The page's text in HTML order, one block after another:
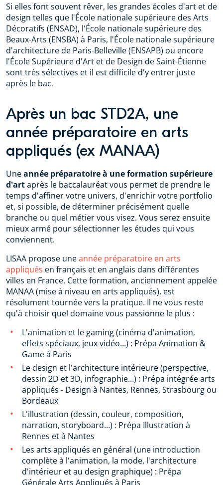
Si elles font souvent rêver, les grandes écoles d'art et de
design telles que l'École nationale supérieure des Arts
Décoratifs (ENSAD), l'École nationale supérieure des
Beaux-Arts (ENSBA) à Paris, l'École nationale supérieure
d'architecture de Paris-Belleville (ENSAPB) ou encore
l'École Supérieure d'Art et de Design de Saint-Étienne
sont très sélectives et il est difficile d'y entrer juste
après le bac.
Après un bac STD2A, une
année préparatoire en arts
appliqués (ex MANAA)
Uneannée préparatoire à une formation supérieure
d'artaprès le baccalauréat vous permet de prendre le
temps d'affiner votre univers, d'enrichir votre portfolio
et, si possible, de déterminer précisément quelle
branche ou quel métier vous visez. Vous serez ensuite
mieux armé pour sélectionner les études qui vous
conviennent.
LISAA propose uneannée préparatoire en arts
appliqués en français et en anglais dans différentes
villes en France. Cette formation, anciennement appelée
MANAA (mise à niveau en arts appliqués), est
résolument tournée vers la pratique. Il ne vous reste
qu'à choisir quel domaine vous passionne le plus :
L'animation et le gaming (cinéma d'animation,
effets spéciaux, jeux vidéo…) : Prépa Animation &
Game à Paris
Le design et l'architecture intérieure (perspective,
dessin 2D et 3D, infographie…) : Prépa intégrée arts
appliqués - Design à Nantes, Rennes, Strasbourg ou
Bordeaux
L'illustration (dessin, couleur, composition,
narration, storyboard…) : Prépa Illustration à
Rennes et à Nantes
Les arts appliqués en général (une introduction
complète à l'animation, la mode, l'architecture
d'intérieur et au design graphique) : Prépa
Générale Arts Appliqués à Paris